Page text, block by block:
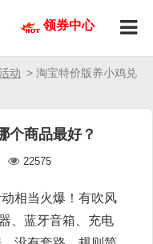
领券中心
动 > 淘宝特价版养小鸡兑
个商品最好？
22575
相当火爆！有吹风
、蓝牙音箱、充电